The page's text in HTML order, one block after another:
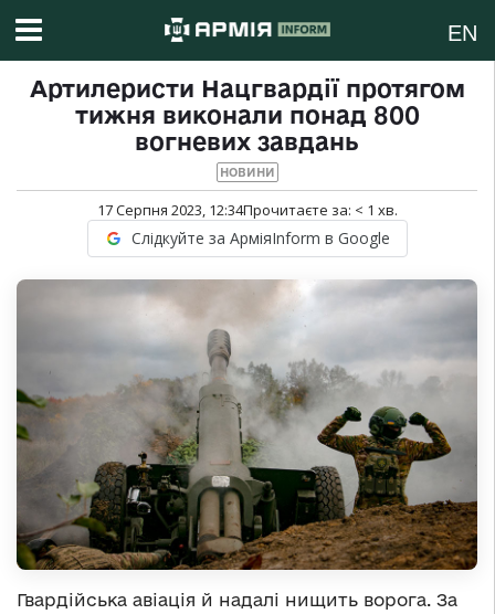
EN
Артилеристи Нацгвардії протягом
тижня виконали понад 800
вогневих завдань
НОВИНИ
17 Серпня 2023, 12:34Прочитаєте за: < 1 хв.
Слідкуйте за АрміяInform в Google
Гвардійська авіація й надалі нищить ворога. За